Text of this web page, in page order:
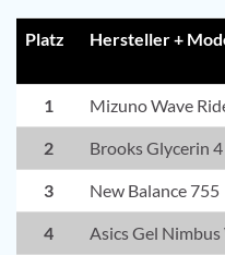
Platz Hersteller +
1 Mizuno Wave
2 Brooks Glycerin 4
3 New Balance 755
4 Asics Gel